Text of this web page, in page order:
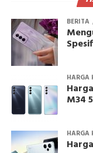
BERITA
HARGA
M34
HARGA